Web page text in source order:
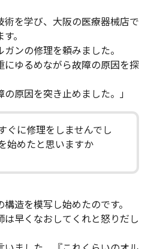
術を学び、大阪の医療器械店で
。
ンの修理を頼みました。
ゆるめながら故障の原因を探
原因を突き止めました。」
ぐに修理をしませんでし
始めたと思いますか
構造を模写し始めたのです。
早くなおしてくれと怒りだし